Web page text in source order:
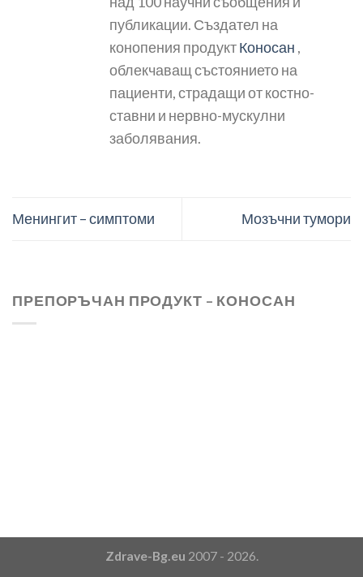
публикации. Създател на
конопения продуктКоносан ,
облекчаващ състоянието на
пациенти, страдащи от костно-
ставни и нервно-мускулни
заболявания.
Менингит – симптоми Мозъчни тумори
ПРЕПОРЪЧАН ПРОДУКТ – КОНОСАН
Zdrave-Bg.eu 2007 - 2026.